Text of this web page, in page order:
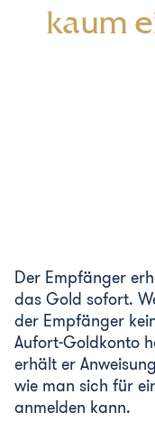
kaum
Der Empfänger
das Gold sofort.
der Empfänger
Aufort-Goldkonto
erhält er
wie man sich für
anmelden kann.